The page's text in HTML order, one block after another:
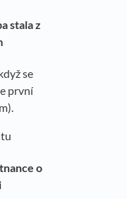
stala z
se
první
o